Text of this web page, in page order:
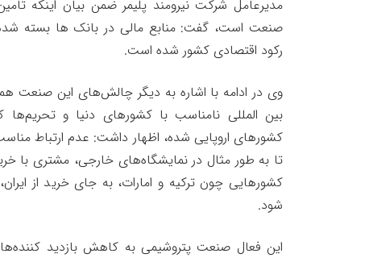
مدیرعامل شرکت نیرومند پلیمر ضمن بیان اینکه
صنعت است، گفت: منابع مالی در بانک ها بسته شده
رکود اقتصادی کشور شده است.
وی در ادامه با اشاره به دیگر چالش‌های این صنعت
بین المللی نامناسب با کشورهای دنیا و
کشورهای اروپایی شده، اظهار داشت: عدم ارتباط
تا به طور مثال در نمایشگاه‌های خارجی، مشتری با
کشورهایی چون ترکیه و امارات، به جای خرید از
شود.
این فعال صنعت پتروشیمی به کاهش بازدید